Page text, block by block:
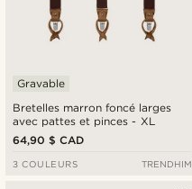
Bretelles marron foncé larges
avec pattes et pinces - XL
Gravable
64,90 $ CAD
3 COULEURS TRENDHIM